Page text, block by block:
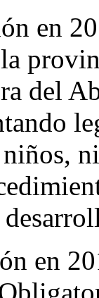
en
del
en